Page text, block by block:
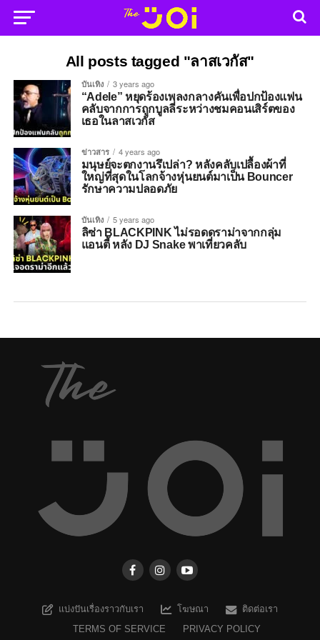
All posts tagged "ลาสเวกัส"
บันเทิง 3 years ago
“Adele” หยุดร้องเพลงกลางคันเพื่อปกป้องแฟน
คลับจากการถูกบูลลี่ระหว่างชมคอนเสิร์ตของ
เธอในลาสเวกัส
ข่าวสาร 4 years ago
มนุษย์จะตกงานรึเปล่า? หลังคลับเปลื้องผ้าที่
ใหญ่ที่สุดในโลกจ้างหุ่นยนต์มาเป็น Bouncer
รักษาความปลอดภัย
บันเทิง 5 years ago
ลิซ่า BLACKPINK ไม่รอดดราม่าจากกลุ่ม
แอนตี้ หลัง DJ Snake พาเที่ยวคลับ
แบ่งปันเรื่องราวกับเรา โฆษณา
ติดต่อเรา
TERMS OF SERVICE
PRIVACY POLICY